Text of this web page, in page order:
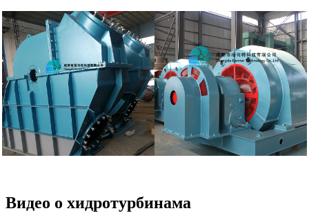
Видео о хидротурбинама